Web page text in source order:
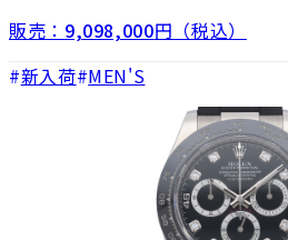
販売： 9,098,000円（税込）
新入荷 MEN'S